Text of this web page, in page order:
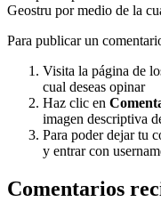
Geostru por medio de la
Para publicar un
Visita la página de
cual deseas opinar
Haz clic en
imagen descriptiva
Para poder dejar tu
y entrar con
Comentarios